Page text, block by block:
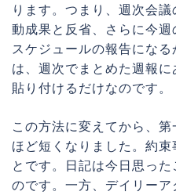
ります。つまり、週次会
動成果と反省、さらに今
スケジュールの報告にな
は、週次でまとめた週報
貼り付けるだけなのです。
この方法に変えてから、
ほど短くなりました。約
とです。日記は今日思っ
のです。一方、デイリー